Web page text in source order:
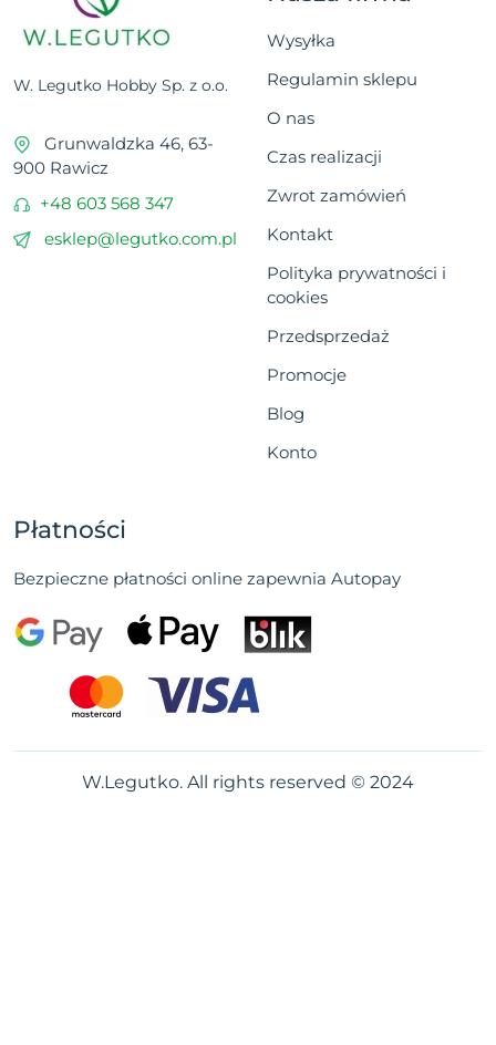
W. Legutko Hobby Sp. z o.o.
Grunwaldzka 46, 63-
900 Rawicz
+48 603 568 347
esklep@legutko.com.pl
Wysyłka
Regulamin sklepu
O nas
Czas realizacji
Zwrot zamówień
Kontakt
Polityka prywatności i
cookies
Przedsprzedaż
Promocje
Blog
Konto
Płatności
Bezpieczne płatności online zapewnia Autopay
W.Legutko. All rights reserved © 2024